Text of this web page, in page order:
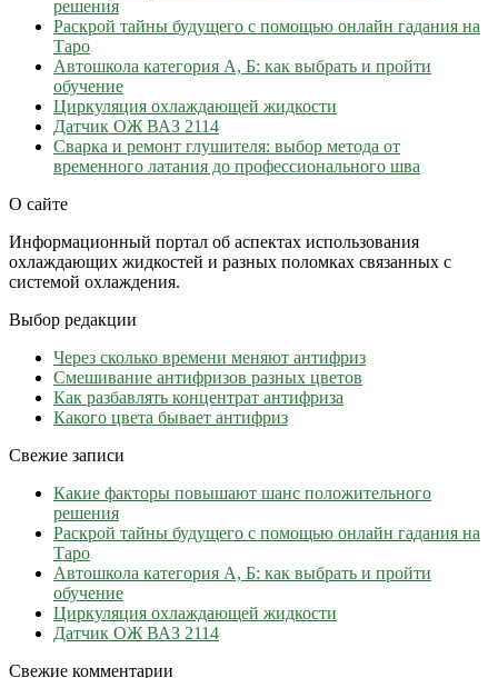
решения
Раскрой тайны будущего с помощью онлайн гадания на
Таро
Автошкола категория А, Б: как выбрать и пройти
обучение
Циркуляция охлаждающей жидкости
Датчик ОЖ ВАЗ 2114
Сварка и ремонт глушителя: выбор метода от
временного латания до профессионального шва
О сайте
Информационный портал об аспектах использования
охлаждающих жидкостей и разных поломках связанных с
системой охлаждения.
Выбор редакции
Через сколько времени меняют антифриз
Cмешивание антифризов разных цветов
Как разбавлять концентрат антифриза
Какого цвета бывает антифриз
Свежие записи
Какие факторы повышают шанс положительного
решения
Раскрой тайны будущего с помощью онлайн гадания на
Таро
Автошкола категория А, Б: как выбрать и пройти
обучение
Циркуляция охлаждающей жидкости
Датчик ОЖ ВАЗ 2114
Свежие комментарии